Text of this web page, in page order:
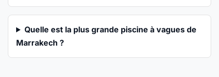
Quelle est la plus grande piscine à vagues de
Marrakech ?